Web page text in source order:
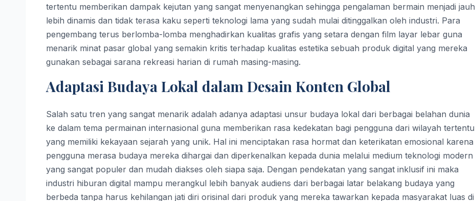
tertentu memberikan dampak kejutan yang sangat menyenangkan sehingga pengalaman bermain menjadi jauh
lebih dinamis dan tidak terasa kaku seperti teknologi lama yang sudah mulai ditinggalkan oleh industri. Para
pengembang terus berlomba-lomba menghadirkan kualitas grafis yang setara dengan film layar lebar guna
menarik minat pasar global yang semakin kritis terhadap kualitas estetika sebuah produk digital yang mereka
gunakan sebagai sarana rekreasi harian di rumah masing-masing.
Adaptasi Budaya Lokal dalam Desain Konten Global
Salah satu tren yang sangat menarik adalah adanya adaptasi unsur budaya lokal dari berbagai belahan dunia
ke dalam tema permainan internasional guna memberikan rasa kedekatan bagi pengguna dari wilayah tertentu
yang memiliki kekayaan sejarah yang unik. Hal ini menciptakan rasa hormat dan keterikatan emosional karena
pengguna merasa budaya mereka dihargai dan diperkenalkan kepada dunia melalui medium teknologi modern
yang sangat populer dan mudah diakses oleh siapa saja. Dengan pendekatan yang sangat inklusif ini maka
industri hiburan digital mampu merangkul lebih banyak audiens dari berbagai latar belakang budaya yang
berbeda tanpa harus kehilangan jati diri orisinal dari produk yang mereka tawarkan kepada masyarakat luas di